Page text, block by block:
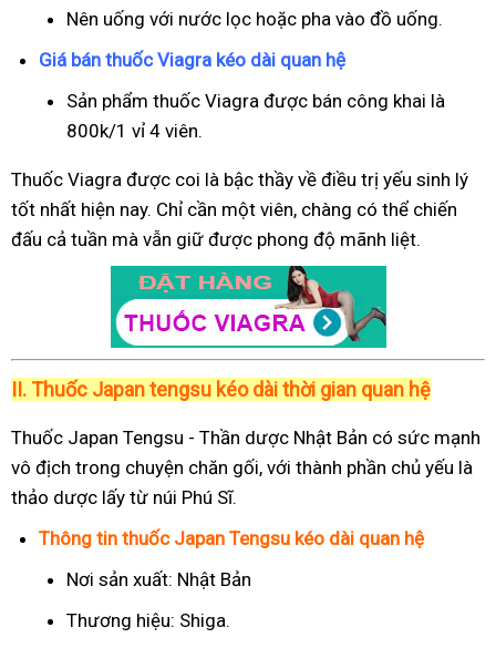
Nên uống với nước lọc hoặc pha vào đồ uống.
Giá bán thuốc Viagra kéo dài quan hệ
Sản phẩm thuốc Viagra được bán công khai là
800k/1 vỉ 4 viên.
Thuốc Viagra được coi là bậc thầy về điều trị yếu sinh lý
tốt nhất hiện nay. Chỉ cần một viên, chàng có thể chiến
đấu cả tuần mà vẫn giữ được phong độ mãnh liệt.
II. Thuốc Japan tengsu kéo dài thời gian quan hệ
Thuốc Japan Tengsu - Thần dược Nhật Bản có sức mạnh
vô địch trong chuyện chăn gối, với thành phần chủ yếu là
thảo dược lấy từ núi Phú Sĩ.
Thông tin thuốc Japan Tengsu kéo dài quan hệ
Nơi sản xuất: Nhật Bản
Thương hiệu: Shiga.